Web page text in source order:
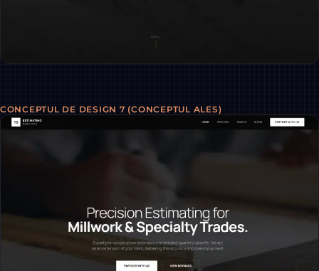
CONCEPTUL DE DESIGN 7 (CONCEPTUL ALES)